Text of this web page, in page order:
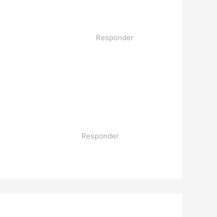
Responder
Responder